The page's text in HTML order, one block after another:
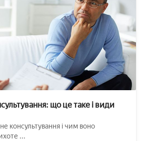
що це таке і види
консультування і чим воно
...